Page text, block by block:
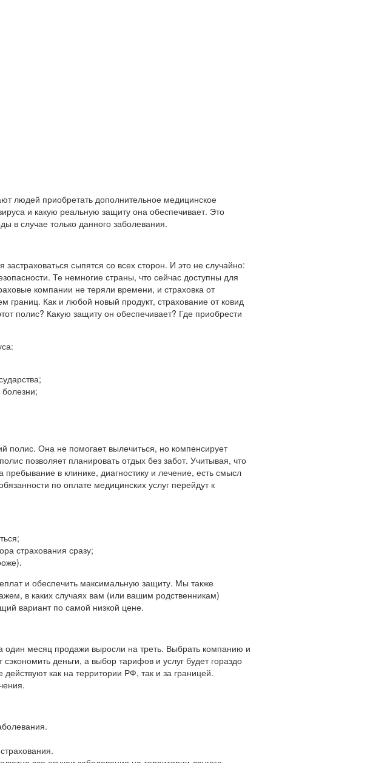
людей приобретать дополнительное медицинское
и какую реальную защиту она обеспечивает. Это
в случае только данного заболевания.
сыпятся со всех сторон. И это не случайно:
Те немногие страны, что сейчас доступны для
компании не теряли времени, и страховка от
границ. Как и любой новый продукт, страхование от ковид
полис? Какую защиту он обеспечивает? Где приобрести
полис. Она не помогает вылечиться, но компенсирует
позволяет планировать отдых без забот. Учитывая, что
в клинике, диагностику и лечение, есть смысл
по оплате медицинских услуг перейдут к
страхования сразу;
и обеспечить максимальную защиту. Мы также
в каких случаях вам (или вашим родственникам)
вариант по самой низкой цене.
один месяц продажи выросли на треть. Выбрать компанию и
деньги, а выбор тарифов и услуг будет гораздо
как на территории РФ, так и за границей.